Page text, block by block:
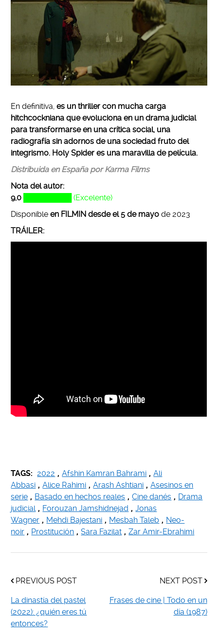
En definitiva,es un thriller con mucha carga
hitchcockniana que evoluciona en un drama judicial
para transformarse en una crítica social, una
radiografía sin adornos de una sociedad fruto del
integrismo. Holy Spider es una maravilla de película.
Distribuida en España por Karma Films
Nota del autor:
9,0 █████████ (Excelente)
Disponibleen FILMIN desde el 5 de mayo de 2023
TRÁILER:
TAGS: 2022 , Afshin Kamran Bahrami , Ali
Abbasi , Alice Rahimi , Arash Ashtiani , Asesinos en
serie , Basado en hechos reales , Cine danés , Drama
judicial , Forouzan Jamshidnejad , Jonas
Wagner , Mehdi Bajestani , Mesbah Taleb , Neo-
noir , Prostitución , Sara Fazilat , Zar Amir-Ebrahimi
PREVIOUS POST
La dinastía del pastel
(2022): ¿quién eres tú
entonces?
NEXT POST
Frases de cine | Todo en un
día (1987)